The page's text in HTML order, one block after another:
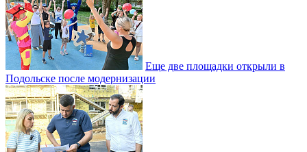
Еще две площадки открыли в
Подольске после модернизации